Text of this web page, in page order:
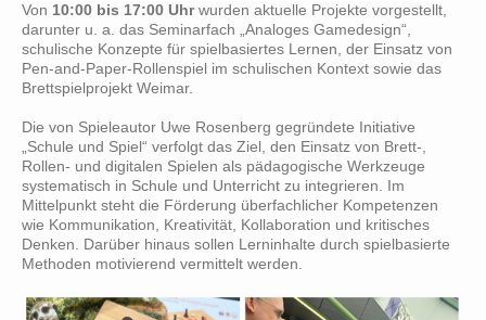
Von 10:00 bis 17:00 Uhrwurden aktuelle Projekte vorgestellt,
darunter u. a. das Seminarfach „Analoges Gamedesign“,
schulische Konzepte für spielbasiertes Lernen, der Einsatz von
Pen-and-Paper-Rollenspiel im schulischen Kontext sowie das
Brettspielprojekt Weimar.
Die von Spieleautor Uwe Rosenberg gegründete Initiative
„Schule und Spiel“ verfolgt das Ziel, den Einsatz von Brett-,
Rollen- und digitalen Spielen als pädagogische Werkzeuge
systematisch in Schule und Unterricht zu integrieren. Im
Mittelpunkt steht die Förderung überfachlicher Kompetenzen
wie Kommunikation, Kreativität, Kollaboration und kritisches
Denken. Darüber hinaus sollen Lerninhalte durch spielbasierte
Methoden motivierend vermittelt werden.